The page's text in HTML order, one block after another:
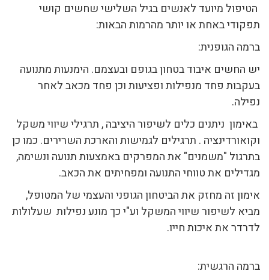
הטיפול מיועד לאנשים בגיל השלישי שחשים קושי
תפקודי באחת או יותר מהרמות הבאות:
ברמה הגופנית:
יש החשים איבוד בטחון בגופם ובעצמם. הימנעות מתנועה
בעקבות פחד מנפילות ופציעות וכן פחד מכאב לאחר
נפילה.
באימון ניתנים כלים לשיפור היציבה , תרגילי שיווי משקל
וקואורדינציה . תרגילים לגמישות והארכת השרירים. כמו כן
בתרגול "משמנים" את המפרקים באמצעות תנועה ונשימה,
מגדילים את טווחי התנועה ומפחיתים את הכאב.
אימון זה מחזק את הביטחון הגופני והעצמי של המטופל,
מביא לשיפור שיווי המשקל וע"י כך מונע נפילות שעלולות
לדרדר את איכות חייו.
ברמה הרגשית: